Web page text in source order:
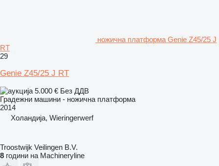
ножична платформа Genie Z45/25 J
RT
29
Genie Z45/25 J RT
5.000 € Без ДДВ
Градежни машини - ножична платформа
2014
Холандија, Wieringerwerf
Troostwijk Veilingen B.V.
8 години на Machineryline